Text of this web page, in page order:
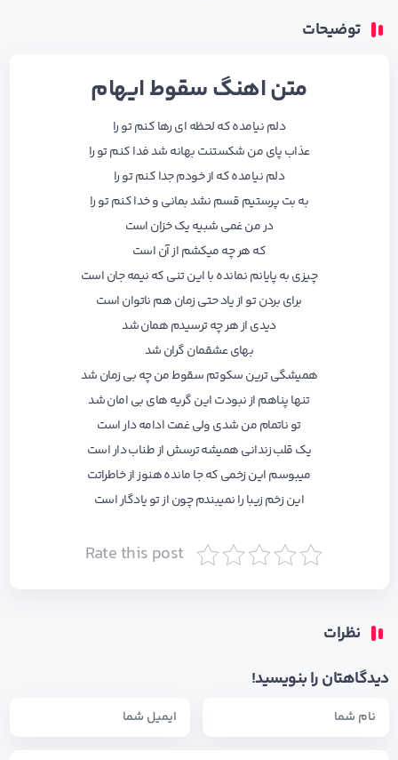
توضیحات
متن اهنگ سقوط ایهام
دلم نیامده که لحظه ای رها کنم تو را
عذاب پای من شکستنت بهانه شد فدا کنم تو را
دلم نیامده که از خودم جدا کنم تو را
به بت پرستیم قسم نشد بمانی و خدا کنم تو را
در من غمی شبیه یک خزان است
که هر چه میکشم از آن است
چیزی به پایانم نمانده با این تنی که نیمه جان است
برای بردن تو از یاد حتی زمان هم ناتوان است
دیدی از هر چه ترسیدم همان شد
بهای عشقمان گران شد
همیشگی ترین سکوتم سقوط من چه بی زمان شد
تنها پناهم از نبودت این گریه های بی امان شد
تو ناتمام من شدی ولی غمت ادامه دار است
یک قلب زندانی همیشه ترسش از طناب دار است
میبوسم این زخمی که جا مانده هنوز از خاطراتت
این زخم زیبا را نمیبندم چون از تو یادگار است
Rate this post
نظرات
دیدگاهتان را بنویسید!